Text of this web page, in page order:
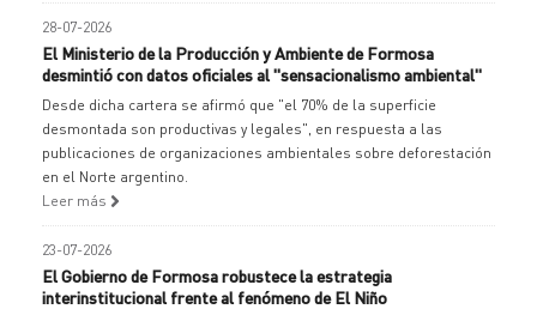
28-07-2026
El Ministerio de la Producción y Ambiente de Formosa
desmintió con datos oficiales al "sensacionalismo ambiental"
Desde dicha cartera se afirmó que "el 70% de la superficie
desmontada son productivas y legales", en respuesta a las
publicaciones de organizaciones ambientales sobre deforestación
en el Norte argentino.
Leer más
23-07-2026
El Gobierno de Formosa robustece la estrategia
interinstitucional frente al fenómeno de El Niño